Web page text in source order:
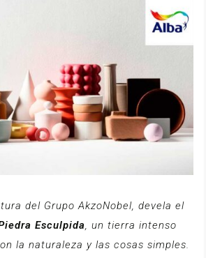
del Grupo AkzoNobel, devela el
Esculpida, un tierra intenso
la naturaleza y las cosas simples.